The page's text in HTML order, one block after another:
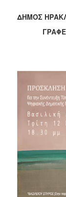
2020
2019
2015
2013
2012
2011
2010
2006
ΔΗΜΟΣ